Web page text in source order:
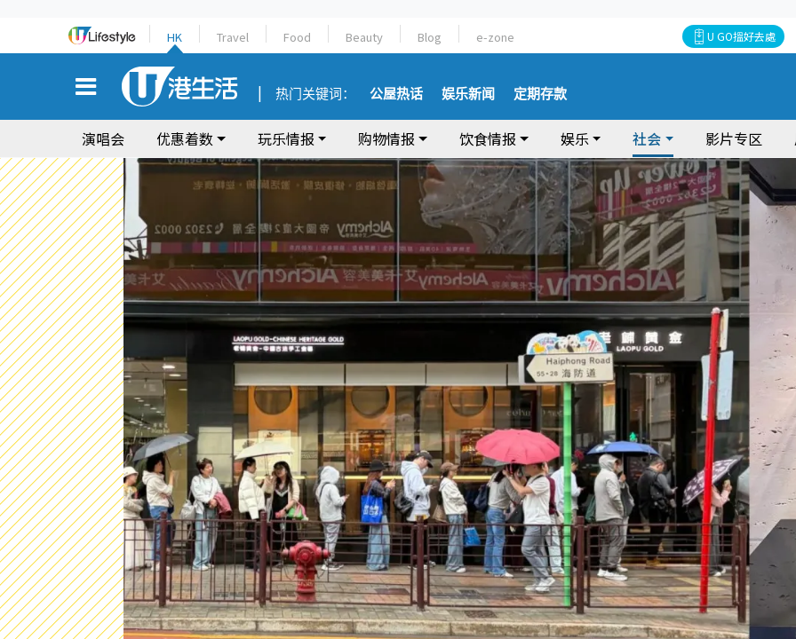
HK Travel Food Beauty Blog e-zone U GO搵好去處
热门关键词： 公屋热话 娱乐新闻 定期存款
演唱会 优惠着数 玩乐情报 购物情报 饮食情报 娱乐 社会 影片专区